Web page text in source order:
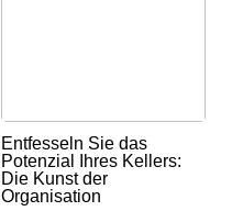
Entfesseln Sie das
Potenzial Ihres Kellers:
Die Kunst der
Organisation